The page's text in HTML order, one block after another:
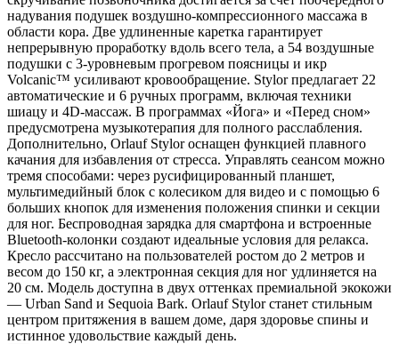
надувания подушек воздушно-компрессионного массажа в
области кора. Две удлиненные каретка гарантирует
непрерывную проработку вдоль всего тела, а 54 воздушные
подушки с 3-уровневым прогревом поясницы и икр
Volcanic™ усиливают кровообращение. Stylor предлагает 22
автоматические и 6 ручных программ, включая техники
шиацу и 4D-массаж. В программах «Йога» и «Перед сном»
предусмотрена музыкотерапия для полного расслабления.
Дополнительно, Orlauf Stylor оснащен функцией плавного
качания для избавления от стресса. Управлять сеансом можно
тремя способами: через русифицированный планшет,
мультимедийный блок с колесиком для видео и с помощью 6
больших кнопок для изменения положения спинки и секции
для ног. Беспроводная зарядка для смартфона и встроенные
Bluetooth-колонки создают идеальные условия для релакса.
Кресло рассчитано на пользователей ростом до 2 метров и
весом до 150 кг, а электронная секция для ног удлиняется на
20 см. Модель доступна в двух оттенках премиальной экокожи
— Urban Sand и Sequoia Bark. Orlauf Stylor станет стильным
центром притяжения в вашем доме, даря здоровье спины и
истинное удовольствие каждый день.